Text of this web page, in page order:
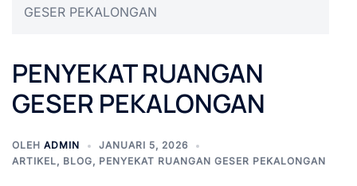
GESER PEKALONGAN
PENYEKAT RUANGAN
GESER PEKALONGAN
OLEH ADMIN
JANUARI 5, 2026
ARTIKEL, BLOG, PENYEKAT RUANGAN GESER PEKALONGAN